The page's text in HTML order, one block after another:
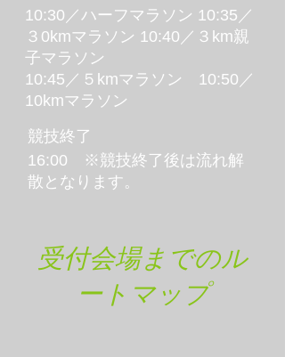
10:30／ハーフマラソン 10:35／
３0kmマラソン 10:40／３km親
子マラソン
10:45／５kmマラソン 10:50／
10kmマラソン
競技終了
16:00 ※競技終了後は流れ解
散となります。
受付会場までのル
ートマップ